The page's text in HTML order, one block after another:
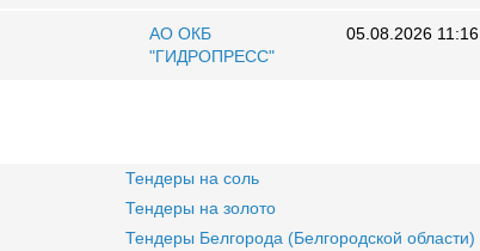
АО ОКБ
"ГИДРОПРЕСС"
05.08.2026 11:16
Тендеры на соль
Тендеры на золото
Тендеры Белгорода (Белгородской области)